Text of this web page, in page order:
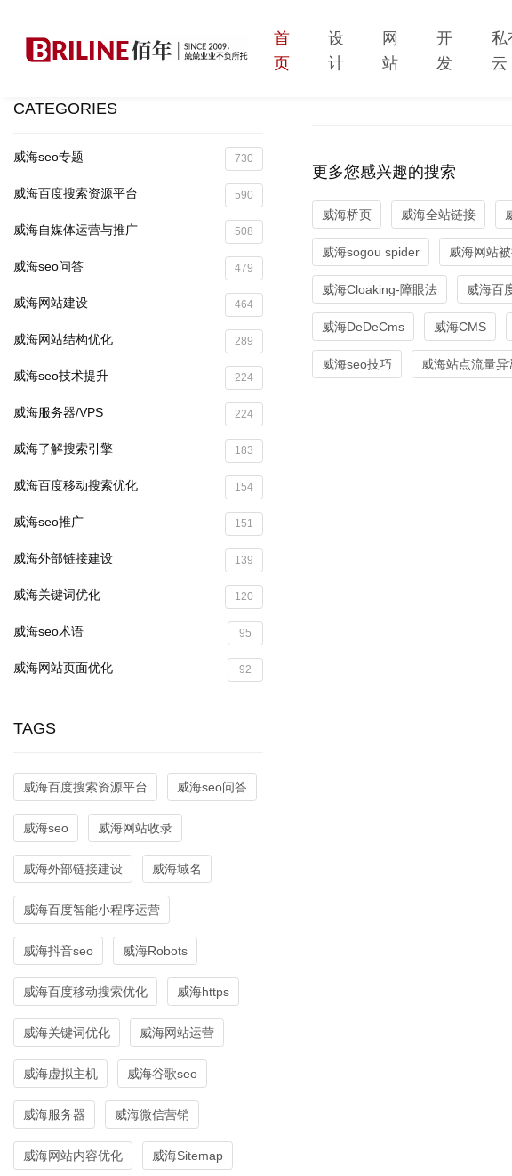
首
页
设
计
网
站
开
发
私
云
CATEGORIES
威海seo专题 730
威海百度搜索资源平台 590
威海自媒体运营与推广 508
威海seo问答 479
威海网站建设 464
威海网站结构优化 289
威海seo技术提升 224
威海服务器/VPS 224
威海了解搜索引擎 183
威海百度移动搜索优化 154
威海seo推广 151
威海外部链接建设 139
威海关键词优化 120
威海seo术语 95
威海网站页面优化 92
TAGS
威海百度搜索资源平台 威海seo问答
威海seo 威海网站收录
威海外部链接建设 威海域名
威海百度智能小程序运营
威海抖音seo 威海Robots
威海百度移动搜索优化 威海https
威海关键词优化 威海网站运营
威海虚拟主机 威海谷歌seo
威海服务器 威海微信营销
威海网站内容优化 威海Sitemap
更多您感兴趣的搜索
威海桥页 威海全站链接
威海sogou spider 威海网站
威海Cloaking-障眼法 威海百
威海DeDeCms 威海CMS
威海seo技巧 威海站点流量